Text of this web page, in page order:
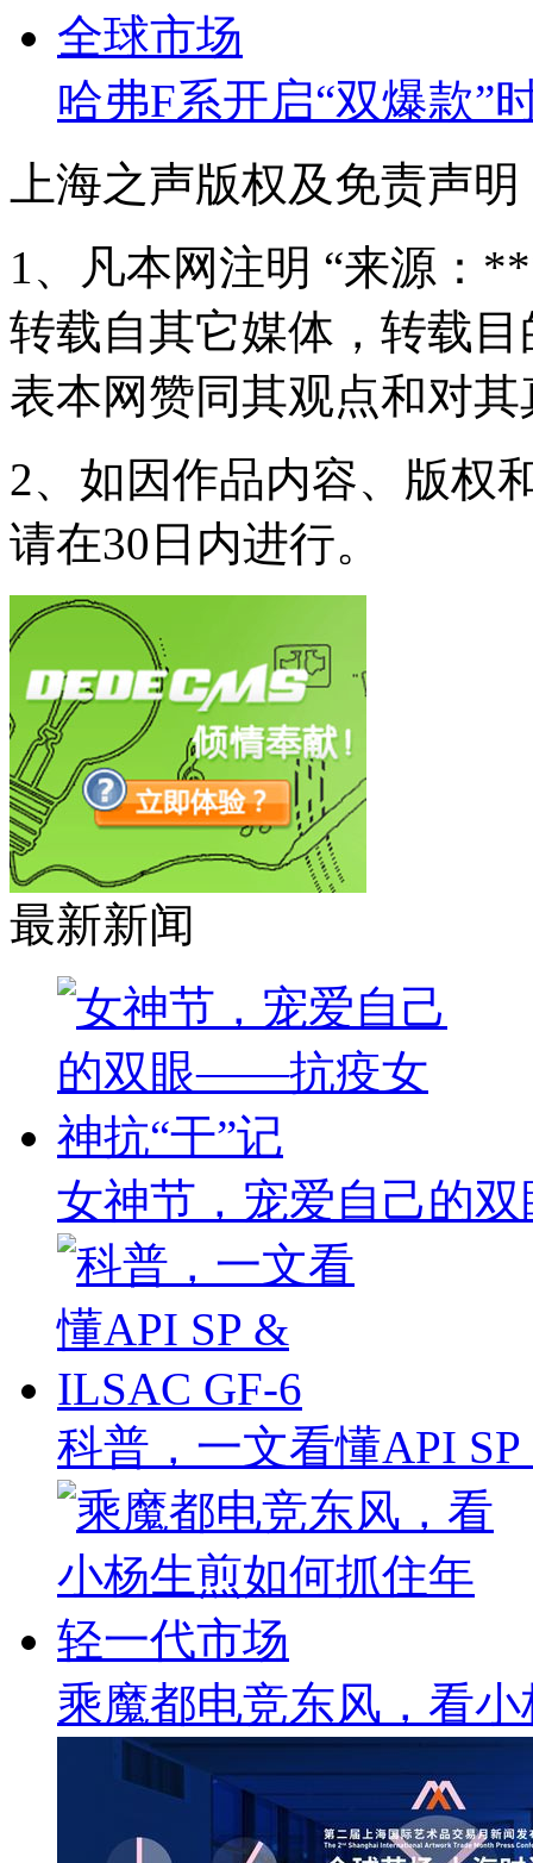
哈弗F系开启“双爆款”
上海之声版权及免责声明
1、凡本网注明 “来源：
转载自其它媒体，转载
表本网赞同其观点和对
2、如因作品内容、版权
请在30日内进行。
最新新闻
女神节，宠爱自己的
科普，一文看懂API
乘魔都电竞东风，看